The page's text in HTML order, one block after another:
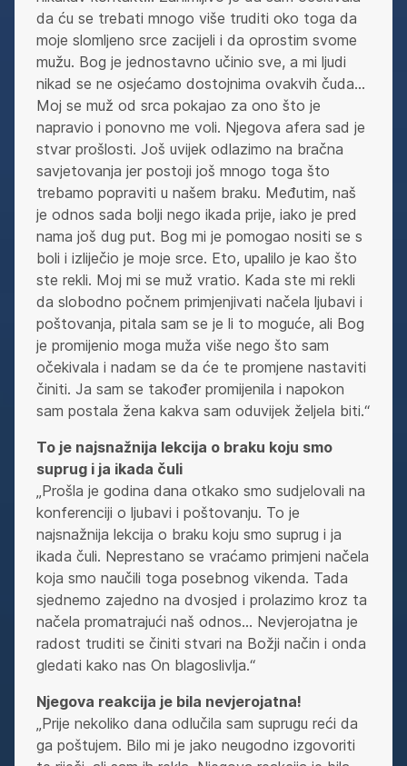
da ću se trebati mnogo više truditi oko toga da
moje slomljeno srce zacijeli i da oprostim svome
mužu. Bog je jednostavno učinio sve, a mi ljudi
nikad se ne osjećamo dostojnima ovakvih čuda…
Moj se muž od srca pokajao za ono što je
napravio i ponovno me voli. Njegova afera sad je
stvar prošlosti. Još uvijek odlazimo na bračna
savjetovanja jer postoji još mnogo toga što
trebamo popraviti u našem braku. Međutim, naš
je odnos sada bolji nego ikada prije, iako je pred
nama još dug put. Bog mi je pomogao nositi se s
boli i izliječio je moje srce. Eto, upalilo je kao što
ste rekli. Moj mi se muž vratio. Kada ste mi rekli
da slobodno počnem primjenjivati načela ljubavi i
poštovanja, pitala sam se je li to moguće, ali Bog
je promijenio moga muža više nego što sam
očekivala i nadam se da će te promjene nastaviti
činiti. Ja sam se također promijenila i napokon
sam postala žena kakva sam oduvijek željela biti.“
To je najsnažnija lekcija o braku koju smo
suprug i ja ikada čuli
„Prošla je godina dana otkako smo sudjelovali na
konferenciji o ljubavi i poštovanju. To je
najsnažnija lekcija o braku koju smo suprug i ja
ikada čuli. Neprestano se vraćamo primjeni načela
koja smo naučili toga posebnog vikenda. Tada
sjednemo zajedno na dvosjed i prolazimo kroz ta
načela promatrajući naš odnos… Nevjerojatna je
radost truditi se činiti stvari na Božji način i onda
gledati kako nas On blagoslivlja.“
Njegova reakcija je bila nevjerojatna!
„Prije nekoliko dana odlučila sam suprugu reći da
ga poštujem. Bilo mi je jako neugodno izgovoriti